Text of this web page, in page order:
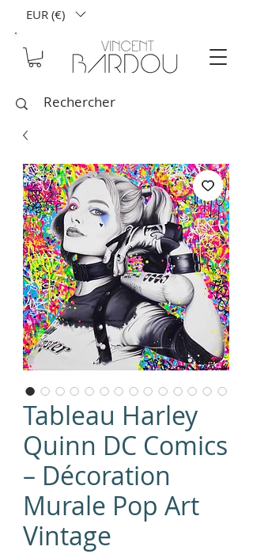
EUR (€)
Tableau Harley
Quinn DC Comics
– Décoration
Murale Pop Art
Vintage